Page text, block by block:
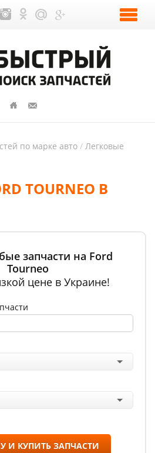
по марке авто
Легковые
TOURNEO В
запчасти на Ford
Tourneo
цене в Украине!
И КУПИТЬ ЗАПЧАСТИ